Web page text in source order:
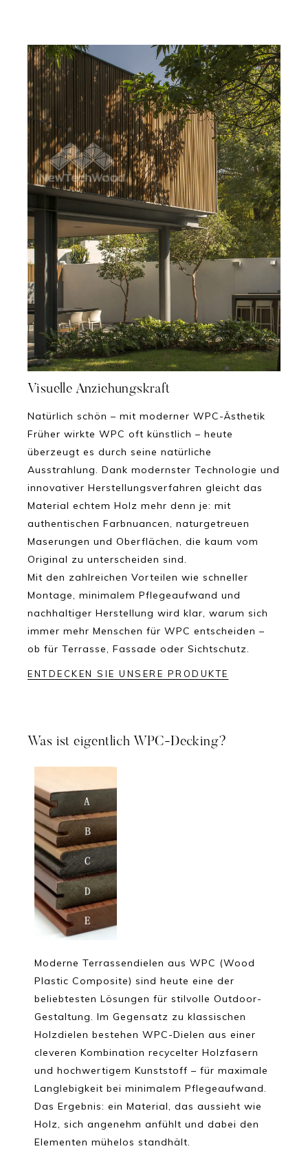
Visuelle Anziehungskraft
Natürlich schön – mit moderner WPC-Ästhetik
Früher wirkte WPC oft künstlich – heute
überzeugt es durch seine natürliche
Ausstrahlung. Dank modernster Technologie und
innovativer Herstellungsverfahren gleicht das
Material echtem Holz mehr denn je: mit
authentischen Farbnuancen, naturgetreuen
Maserungen und Oberflächen, die kaum vom
Original zu unterscheiden sind.
Mit den zahlreichen Vorteilen wie schneller
Montage, minimalem Pflegeaufwand und
nachhaltiger Herstellung wird klar, warum sich
immer mehr Menschen für WPC entscheiden –
ob für Terrasse, Fassade oder Sichtschutz.
ENTDECKEN SIE UNSERE PRODUKTE
Was ist eigentlich WPC-Decking?
Moderne Terrassendielen aus WPC (Wood
Plastic Composite) sind heute eine der
beliebtesten Lösungen für stilvolle Outdoor-
Gestaltung. Im Gegensatz zu klassischen
Holzdielen bestehen WPC-Dielen aus einer
cleveren Kombination recycelter Holzfasern
und hochwertigem Kunststoff – für maximale
Langlebigkeit bei minimalem Pflegeaufwand.
Das Ergebnis: ein Material, das aussieht wie
Holz, sich angenehm anfühlt und dabei den
Elementen mühelos standhält.